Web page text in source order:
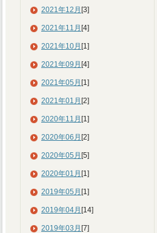
2021年12月 [3]
2021年11月 [4]
2021年10月 [1]
2021年09月 [4]
2021年05月 [1]
2021年01月 [2]
2020年11月 [1]
2020年06月 [2]
2020年05月 [5]
2020年01月 [1]
2019年05月 [1]
2019年04月 [14]
2019年03月 [7]